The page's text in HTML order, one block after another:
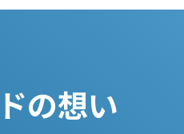
の想い